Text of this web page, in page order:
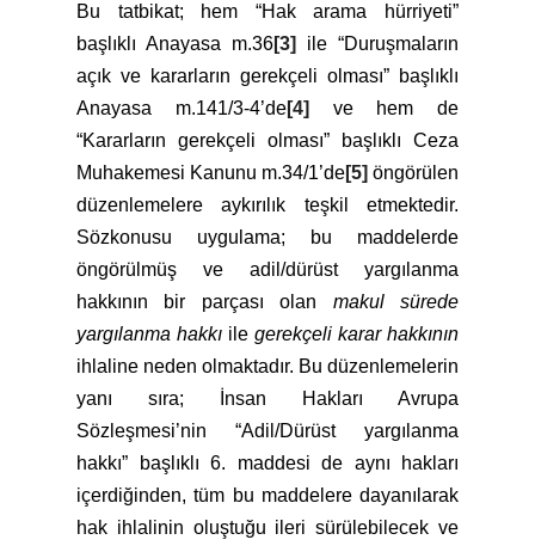
Bu tatbikat; hem “Hak arama hürriyeti”
başlıklı Anayasa m.36[3]
ile “Duruşmaların
açık ve kararların gerekçeli olması” başlıklı
Anayasa m.141/3-4’de[4]
ve hem de
“Kararların gerekçeli olması” başlıklı Ceza
Muhakemesi Kanunu m.34/1’de[5] öngörülen
düzenlemelere aykırılık teşkil etmektedir.
Sözkonusu uygulama; bu maddelerde
öngörülmüş ve adil/dürüst yargılanma
hakkının bir parçası olan makul sürede
yargılanma hakkı ile gerekçeli karar hakkının
ihlaline neden olmaktadır. Bu düzenlemelerin
yanı sıra; İnsan Hakları Avrupa
Sözleşmesi’nin “Adil/Dürüst yargılanma
hakkı” başlıklı 6. maddesi de aynı hakları
içerdiğinden, tüm bu maddelere dayanılarak
hak ihlalinin oluştuğu ileri sürülebilecek ve